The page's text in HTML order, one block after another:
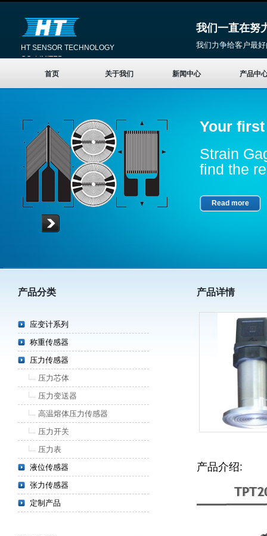
HT SENSOR TECHNOLOGY
CO.,LIMITED
我们一直在努
我们力争给客户最
首页 关于我们 新闻中心 产品中
Your
Strain
find the
Read more
产品详情
产品介绍:
产品分类
应变计系列
称重传感器
压力传感器
压力芯体
压力变送器
高温熔体压力传感器
压力开关
压力表
液位传感器
张力传感器
定制产品